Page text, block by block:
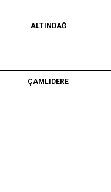
ALTINDAĞ
ÇAMLIDERE